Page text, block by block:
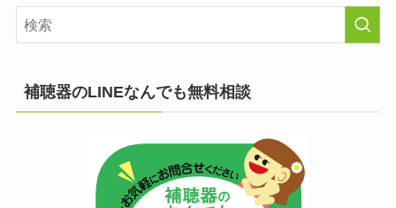
補聴器のLINEなんでも無料相談